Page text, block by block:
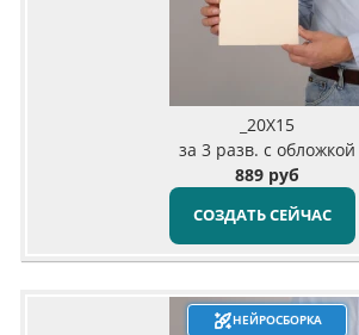
_20X15
за 3 разв. с обложкой
889 руб
СОЗДАТЬ СЕЙЧАС
НЕЙРОСБОРКА